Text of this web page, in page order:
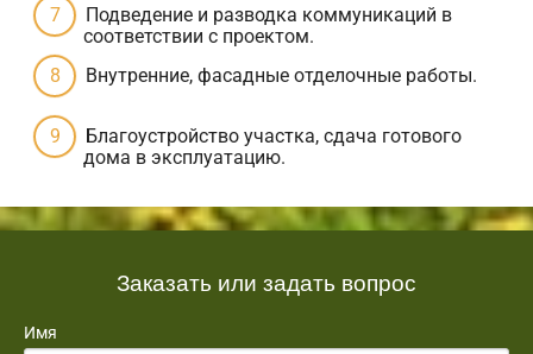
Подведение и разводка коммуникаций в
соответствии с проектом.
Внутренние, фасадные отделочные работы.
Благоустройство участка, сдача готового
дома в эксплуатацию.
Заказать или задать вопрос
Имя